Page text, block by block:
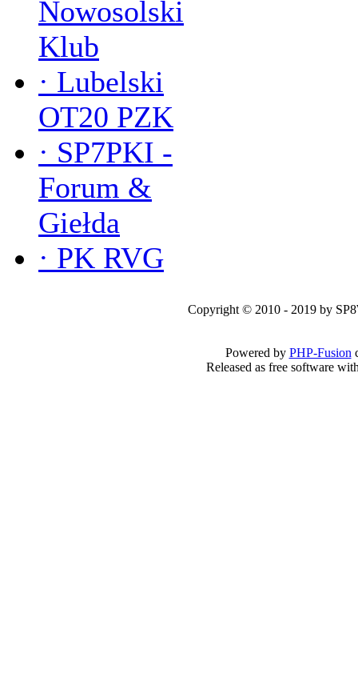
Nowosolski
Klub
· Lubelski
OT20 PZK
· SP7PKI -
Forum &
Giełda
· PK RVG
Copyright © 2010 - 2019 by
Powered by PHP-Fusion
Released as free software